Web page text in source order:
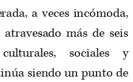
a veces incómoda,
más de seis
sociales y
siendo un punto de